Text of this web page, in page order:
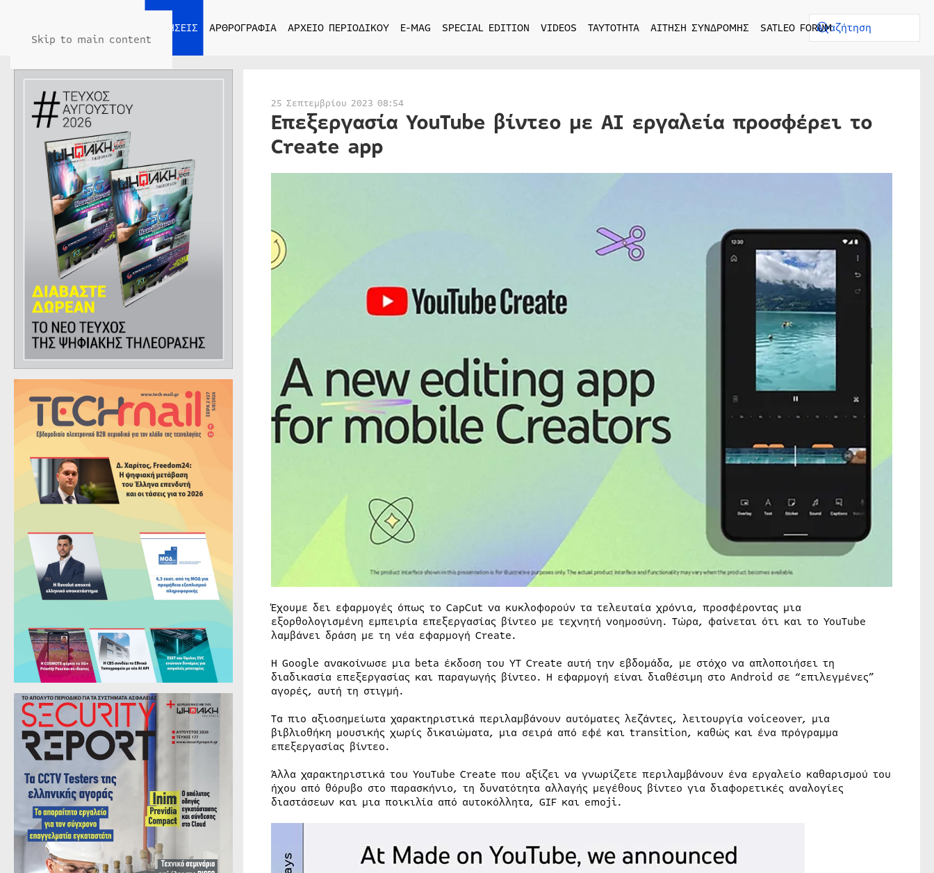
Skip to main content
ΕΙΔΗΣΕΙΣ ΑΡΘΡΟΓΡΑΦΙΑ ΑΡΧΕΙΟ ΠΕΡΙΟΔΙΚΟΥ E-MAG SPECIAL EDITION VIDEOS ΤΑΥΤΟΤΗΤΑ ΑΙΤΗΣΗ ΣΥΝΔΡΟΜΗΣ SATLEO FORUM
25 Σεπτεμβρίου 2023 08:54
Επεξεργασία YouTube βίντεο με AI εργαλεία προσφέρει το
Create app
Έχουμε δει εφαρμογές όπως το CapCut να κυκλοφορούν τα τελευταία χρόνια, προσφέροντας μια
εξορθολογισμένη εμπειρία επεξεργασίας βίντεο με τεχνητή νοημοσύνη. Τώρα, φαίνεται ότι και το YouTube
λαμβάνει δράση με τη νέα εφαρμογή Create.
Η Google ανακοίνωσε μια beta έκδοση του YT Create αυτή την εβδομάδα, με στόχο να απλοποιήσει τη
διαδικασία επεξεργασίας και παραγωγής βίντεο. Η εφαρμογή είναι διαθέσιμη στο Android σε “επιλεγμένες”
αγορές, αυτή τη στιγμή.
Τα πιο αξιοσημείωτα χαρακτηριστικά περιλαμβάνουν αυτόματες λεζάντες, λειτουργία voiceover, μια
βιβλιοθήκη μουσικής χωρίς δικαιώματα, μια σειρά από εφέ και transition, καθώς και ένα πρόγραμμα
επεξεργασίας βίντεο.
Άλλα χαρακτηριστικά του YouTube Create που αξίζει να γνωρίζετε περιλαμβάνουν ένα εργαλείο καθαρισμού του
ήχου από θόρυβο στο παρασκήνιο, τη δυνατότητα αλλαγής μεγέθους βίντεο για διαφορετικές αναλογίες
διαστάσεων και μια ποικιλία από αυτοκόλλητα, GIF και emoji.